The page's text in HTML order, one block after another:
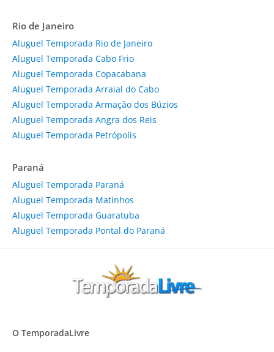
Rio de Janeiro
Aluguel Temporada Rio de Janeiro
Aluguel Temporada Cabo Frio
Aluguel Temporada Copacabana
Aluguel Temporada Arraial do Cabo
Aluguel Temporada Armação dos Búzios
Aluguel Temporada Angra dos Reis
Aluguel Temporada Petrópolis
Paraná
Aluguel Temporada Paraná
Aluguel Temporada Matinhos
Aluguel Temporada Guaratuba
Aluguel Temporada Pontal do Paraná
O TemporadaLivre